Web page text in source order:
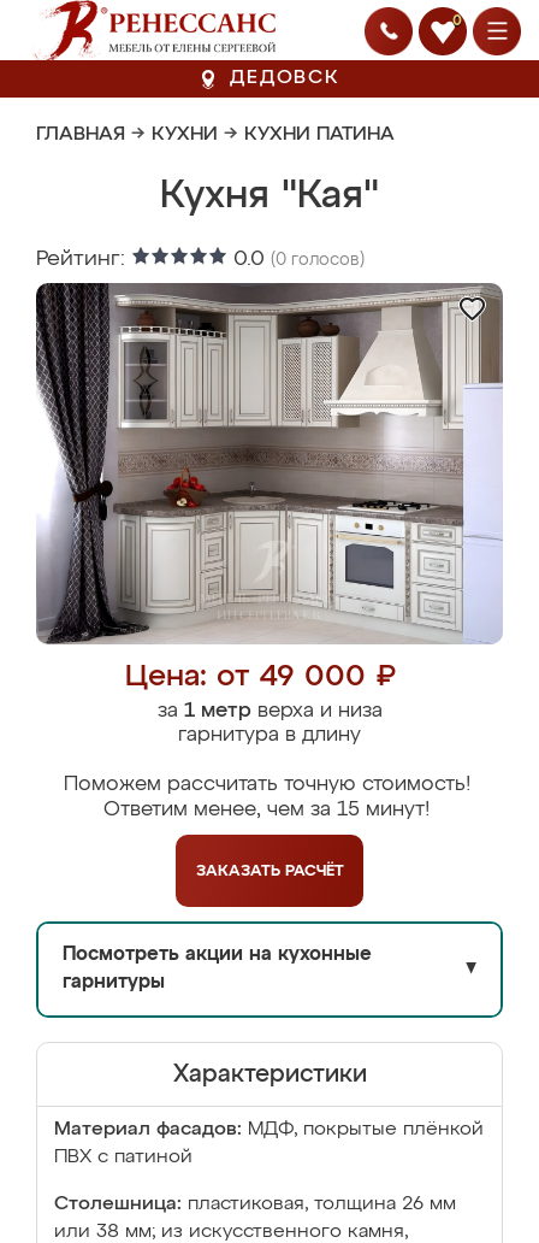
0
ДЕДОВСК
ГЛАВНАЯ → КУХНИ → КУХНИ ПАТИНА
Кухня "Кая"
Рейтинг: 0.0 (0 голосов)
Цена: от 49 000 ₽
за 1 метрверха и низа
гарнитура в длину
Поможем рассчитать точную стоимость!
Ответим менее, чем за 15 минут!
ЗАКАЗАТЬ РАСЧЁТ
Посмотреть акции на кухонные
гарнитуры
▼
Характеристики
Материал фасадов: МДФ, покрытые плёнкой
ПВХ с патиной
Столешница: пластиковая, толщина 26 мм
или 38 мм; из искусственного камня,